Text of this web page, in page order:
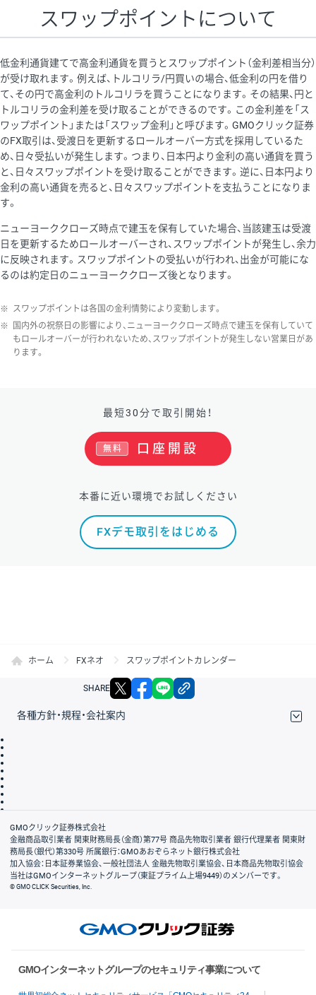
スワップポイントについて
低金利通貨建てで高金利通貨を買うとスワップポイント（金利差相当分）
が受け取れます。例えば、トルコリラ/円買いの場合、低金利の円を借り
て、その円で高金利のトルコリラを買うことになります。その結果、円と
トルコリラの金利差を受け取ることができるのです。この金利差を「ス
ワップポイント」または「スワップ金利」と呼びます。GMOクリック証券
のFX取引は、受渡日を更新するロールオーバー方式を採用しているた
め、日々受払いが発生します。つまり、日本円より金利の高い通貨を買う
と、日々スワップポイントを受け取ることができます。逆に、日本円より
金利の高い通貨を売ると、日々スワップポイントを支払うことになりま
す。
ニューヨーククローズ時点で建玉を保有していた場合、当該建玉は受渡
日を更新するためロールオーバーされ、スワップポイントが発生し、余力
に反映されます。スワップポイントの受払いが行われ、出金が可能にな
るのは約定日のニューヨーククローズ後となります。
※ スワップポイントは各国の金利情勢により変動します。
※
国内外の祝祭日の影響により、ニューヨーククローズ時点で建玉を保有していて
もロールオーバーが行われないため、スワップポイントが発生しない営業日があ
ります。
最短30分で取引開始！
口座開設
無料
本番に近い環境でお試しください
FXデモ取引をはじめる
ホーム FXネオ スワップポイントカレンダー
SHARE X facebook
各種方針・規程・会社案内
会社案内
GMOクリック証券株式会社
金融商品取引業者 関東財務局長（金商）第77号 商品先物取引業者 銀行代理業者 関東財
務局長（銀代）第330号 所属銀行：GMOあおぞらネット銀行株式会社
加入協会：日本証券業協会、一般社団法人 金融先物取引業協会、日本商品先物取引協会
当社はGMOインターネットグループ（東証プライム上場9449）のメンバーです。
© GMO CLICK Securities, Inc.
GMOインターネットグループのセキュリティ事業について